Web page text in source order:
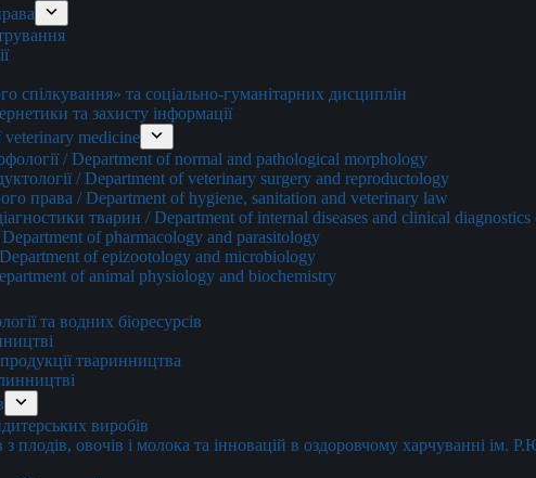
та соціально-гуманітарних дисциплін
та захисту інформації
medicine
/ Department of normal and pathological morphology
/ Department of veterinary surgery and reproductology
права / Department of hygiene, sanitation and veterinary law
тварин / Department of internal diseases and clinical
Department of pharmacology and parasitology
Department of epizootology and microbiology
of animal physiology and biochemistry
та водних біоресурсів
тваринництва
виробів
плодів, овочів і молока та інновацій в оздоровчому харчуванні ім.